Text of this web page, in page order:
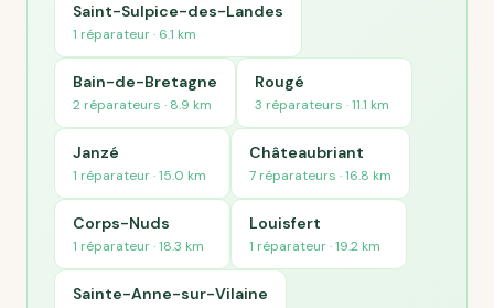
Saint-Sulpice-des-Landes
1 réparateur · 6.1 km
Bain-de-Bretagne
2 réparateurs · 8.9 km
Rougé
3 réparateurs · 11.1 km
Janzé
1 réparateur · 15.0 km
Châteaubriant
7 réparateurs · 16.8 km
Corps-Nuds
1 réparateur · 18.3 km
Louisfert
1 réparateur · 19.2 km
Sainte-Anne-sur-Vilaine